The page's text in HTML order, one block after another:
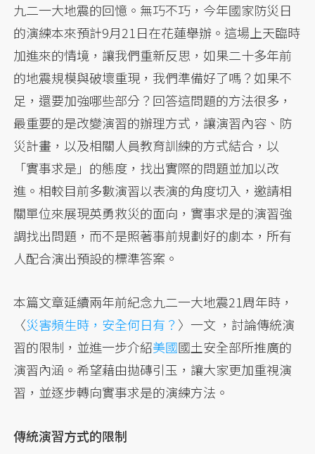
九二一大地震的回憶。無巧不巧，今年國家防災日
的演練本來預計9月21日在花蓮舉辦。這場上天臨時
加進來的情境，讓我們重新反思，如果二十多年前
的地震規模與破壞重現，我們準備好了嗎？如果不
足，還要加強哪些部分？回答這問題的方法很多，
最重要的是改變演習的辦理方式，讓演習內容、防
災計畫，以及相關人員教育訓練的方式結合，以
「實事求是」的態度，找出實際的問題並加以改
進。相較目前多數演習以表演的角度切入，邀請相
關單位來展現英勇救災的面向，實事求是的演習強
調找出問題，而不是照著事前規劃好的劇本，所有
人配合演出預設的標準答案。
本篇文章延續兩年前紀念九二一大地震21周年時，
〈災害頻生時，安全何日有？ 〉一文 ，討論傳統演
習的限制，並進一步介紹美國國土安全部所推廣的
演習內涵。希望藉由拋磚引玉，讓大家更加重視演
習，並逐步轉向實事求是的演練方法。
傳統演習方式的限制